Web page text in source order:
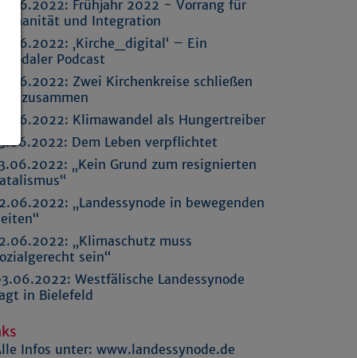
Frühjahr 2022 - Vorrang für
und Integration
‚Kirche_digital‘ – Ein
Podcast
Zwei Kirchenkreise schließen
zusammen
Klimawandel als Hungertreiber
Dem Leben verpflichtet
„Kein Grund zum resignierten
„Landessynode in bewegenden
„Klimaschutz muss
sein“
Westfälische Landessynode
in Bielefeld
Infos unter: www.landessynode.de